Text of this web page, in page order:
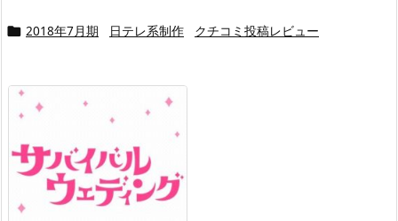
 2018年7月期 日テレ系制作 クチコミ投稿レビュー